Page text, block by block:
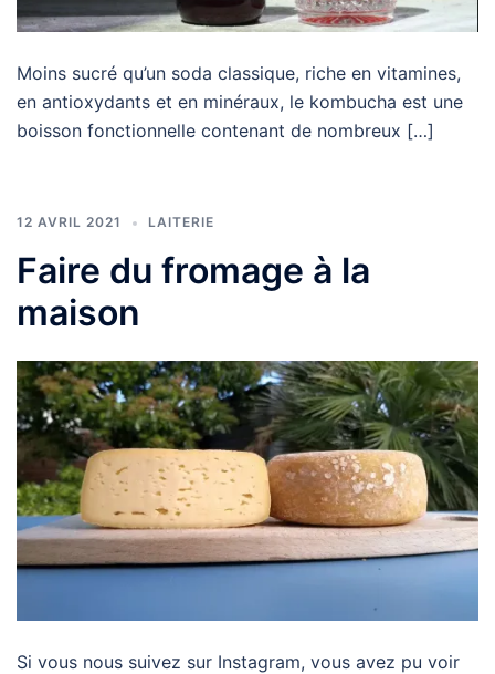
Moins sucré qu’un soda classique, riche en vitamines,
en antioxydants et en minéraux, le kombucha est une
boisson fonctionnelle contenant de nombreux […]
12 AVRIL 2021 LAITERIE
Faire du fromage à la
maison
Si vous nous suivez sur Instagram, vous avez pu voir